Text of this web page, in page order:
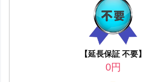
【延長保証 不要】
0円